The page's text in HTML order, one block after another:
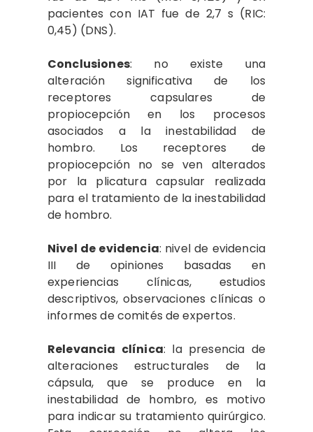
pacientes con IAT fue de 2,7 s (RIC:
0,45) (DNS).
Conclusiones: no existe una
alteración significativa de los
receptores capsulares de
propiocepción en los procesos
asociados a la inestabilidad de
hombro. Los receptores de
propiocepción no se ven alterados
por la plicatura capsular realizada
para el tratamiento de la inestabilidad
de hombro.
Nivel de evidencia: nivel de evidencia
III de opiniones basadas en
experiencias clínicas, estudios
descriptivos, observaciones clínicas o
informes de comités de expertos.
Relevancia clínica: la presencia de
alteraciones estructurales de la
cápsula, que se produce en la
inestabilidad de hombro, es motivo
para indicar su tratamiento quirúrgico.